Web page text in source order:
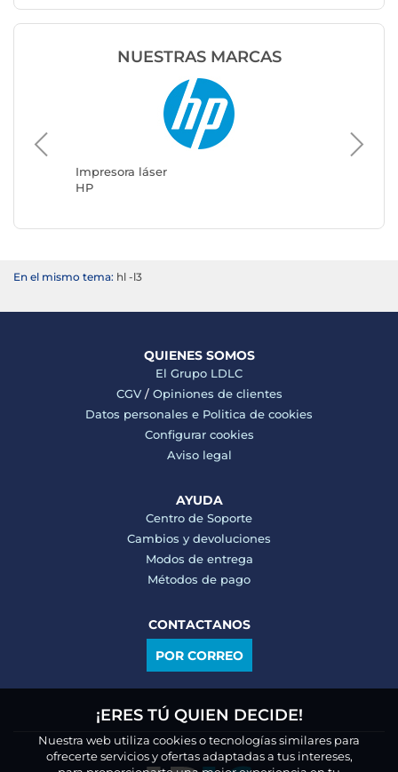
NUESTRAS MARCAS
Impresora láser
HP
En el mismo tema: hl -l3
QUIENES SOMOS
El Grupo LDLC
CGV/ Opiniones de clientes
Datos personales e Politica de cookies
Configurar cookies
Aviso legal
AYUDA
Centro de Soporte
Cambios y devoluciones
Modos de entrega
Métodos de pago
CONTACTANOS
POR CORREO
¡ERES TÚ QUIEN DECIDE!
Nuestra web utiliza cookies o tecnologías similares para
ofrecerte servicios y ofertas adaptadas a tus intereses,